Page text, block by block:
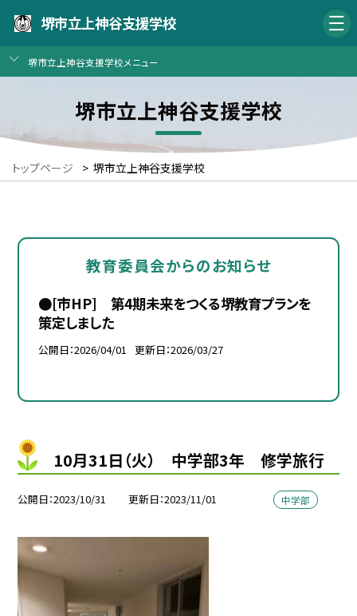
堺市立上神谷支援学校
堺市立上神谷支援学校メニュー
堺市立上神谷支援学校
トップページ > 堺市立上神谷支援学校
教育委員会からのお知らせ
●[市HP] 第4期未来をつくる堺教育プランを
策定しました
公開日 2026/04/01 更新日 2026/03/27
10月31日（火） 中学部3年 修学旅行
公開日 2023/10/31 更新日 2023/11/01 中学部